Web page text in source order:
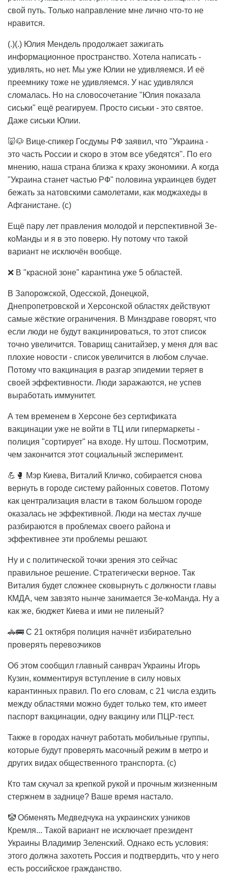
свой путь. Только направление мне лично что-то не
нравится.
(.)(.) Юлия Мендель продолжает зажигать
информационное пространство. Хотела написать -
удивлять, но нет. Мы уже Юлии не удивляемся. И её
преемнику тоже не удивляемся. У нас удивлялся
сломалась. Но на словосочетание "Юлия показала
сиськи" ещё реагируем. Просто сиськи - это святое.
Даже сиськи Юлии.
🐷🐶 Вице-спикер Госдумы РФ заявил, что "Украина -
это часть России и скоро в этом все убедятся". По его
мнению, наша страна близка к краху экономики. А когда
"Украина станет частью РФ" половина украинцев будет
бежать за натовскими самолетами, как моджахеды в
Афганистане. (с)
Ещё пару лет правления молодой и перспективной Зе-
коМанды и я в это поверю. Ну потому что такой
вариант не исключён вообще.
❌ В "красной зоне" карантина уже 5 областей.
В Запорожской, Одесской, Донецкой,
Днепропетровской и Херсонской областях действуют
самые жёсткие ограничения. В Минздраве говорят, что
если люди не будут вакцинироваться, то этот список
точно увеличится. Товарищ санитайзер, у меня для вас
плохие новости - список увеличится в любом случае.
Потому что вакцинация в разгар эпидемии теряет в
своей эффективности. Люди заражаются, не успев
выработать иммунитет.
А тем временем в Херсоне без сертификата
вакцинации уже не войти в ТЦ или гипермаркеты -
полиция "сортирует" на входе. Ну штош. Посмотрим,
чем закончится этот социальный эксперимент.
💪🥊 Мэр Киева, Виталий Кличко, собирается снова
вернуть в городе систему районных советов. Потому
как централизация власти в таком большом городе
оказалась не эффективной. Люди на местах лучше
разбираются в проблемах своего района и
эффективнее эти проблемы решают.
Ну и с политической точки зрения это сейчас
правильное решение. Стратегически верное. Так
Виталия будет сложнее сковырнуть с должности главы
КМДА, чем завзято нынче занимается Зе-коМанда. Ну а
как же, бюджет Киева и ими не пиленый?
🚓🚌 С 21 октября полиция начнёт избирательно
проверять перевозчиков
Об этом сообщил главный санврач Украины Игорь
Кузин, комментируя вступление в силу новых
карантинных правил. По его словам, с 21 числа ездить
между областями можно будет только тем, кто имеет
паспорт вакцинации, одну вакцину или ПЦР-тест.
Также в городах начнут работать мобильные группы,
которые будут проверять масочный режим в метро и
других видах общественного транспорта. (с)
Кто там скучал за крепкой рукой и прочным жизненным
стержнем в заднице? Ваше время настало.
🤡 Обменять Медведчука на украинских узников
Кремля... Такой вариант не исключает президент
Украины Владимир Зеленский. Однако есть условия:
этого должна захотеть Россия и подтвердить, что у него
есть российское гражданство.